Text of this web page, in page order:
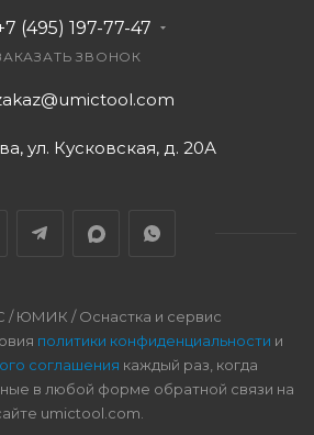
(495) 197-77-47
ЗВОНОК
ул. Кусковская, д. 20А
/ ЮМИК / Оснастка и сервис
политики конфиденциальности и
соглашения каждый раз, когда
в любой форме обратной связи на
umictool.com.